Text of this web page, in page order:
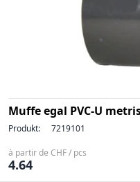
Muffe egal PVC-U
Produkt: 7219101
à partir de CHF / pcs
4.64